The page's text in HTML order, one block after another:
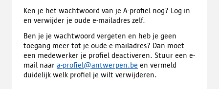
Ken je het wachtwoord van je A-profiel nog? Log in
en verwijder je oude e-mailadres zelf.
Ben je je wachtwoord vergeten en heb je geen
toegang meer tot je oude e-mailadres? Dan moet
een medewerker je profiel deactiveren. Stuur een e-
mail naar a-profiel@antwerpen.be en vermeld
duidelijk welk profiel je wilt verwijderen.